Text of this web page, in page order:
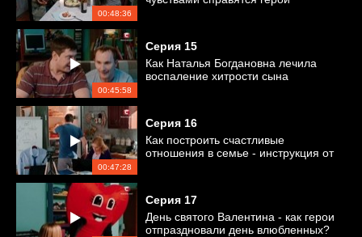
00:48:36
00:45:58
Серия 15
Как Наталья Богдановна лечила
воспаление хитрости сына
00:47:28
Серия 16
Как построить счастливые
отношения в семье - инструкция от
Серия 17
День святого Валентина - как герои
отпраздновали день влюбленных?